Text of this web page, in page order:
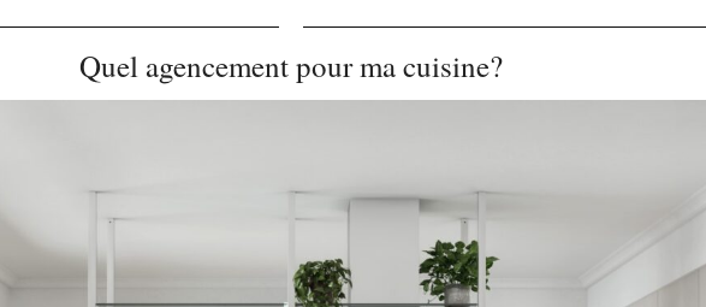
Quel agencement pour ma cuisine?